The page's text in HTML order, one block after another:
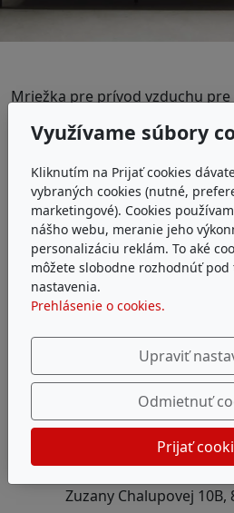
Mriežka pre prívod vzduchu pre
Adresa
Zuzany Chalupovej 10B,
Využívame súbory
Kliknutím na Prijať cookies
vybraných cookies (nutné,
marketingové). Cookies
nášho webu, meranie jeho
personalizáciu reklám. To aké
môžete slobodne rozhodnúť
nastavenia.
Prehlásenie o cookies.
Upraviť
Odmietnuť
Prijať